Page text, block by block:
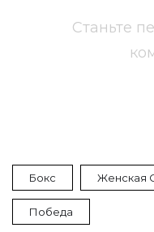
Станьте
Бокс Женская
Победа